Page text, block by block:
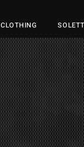
CLOTHING